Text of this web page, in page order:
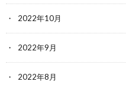
2022年10月
2022年9月
2022年8月